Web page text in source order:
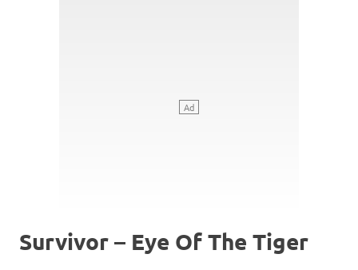
Survivor – Eye Of The Tiger